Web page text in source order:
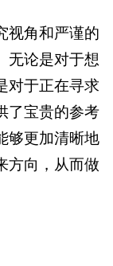
视角和严谨的
无论是对于想
对于正在寻求
了宝贵的参考
够更加清晰地
方向，从而做